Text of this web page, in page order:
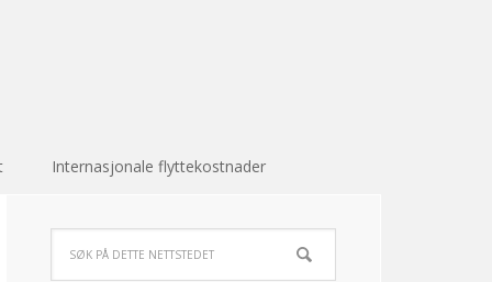
Internasjonale flyttekostnader